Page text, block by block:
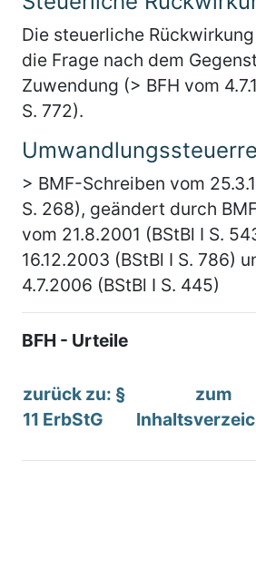
Die steuerliche
die Frage nach dem
Zuwendung (> BFH vom
S. 772).
> BMF-Schreiben vom
S. 268), geändert durch
vom 21.8.2001 (BStBl I S.
16.12.2003 (BStBl I S. 786)
4.7.2006 (BStBl I S. 445)
BFH - Urteile
zurück zu: §
11 ErbStG
zum